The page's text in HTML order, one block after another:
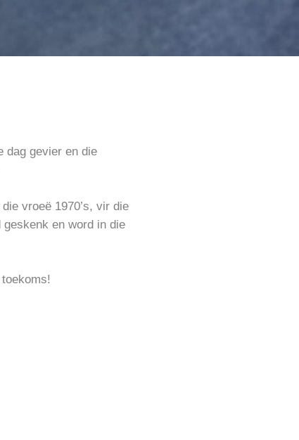
dag gevier en die
vroeë 1970’s, vir die
en word in die